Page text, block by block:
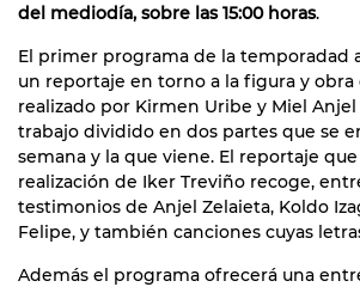
del mediodía, sobre las 15:00 horas.
El primer programa de la temporadad
un reportaje en torno a la figura y obra
realizado por Kirmen Uribe y Miel Anjel
trabajo dividido en dos partes que se
semana y la que viene. El reportaje
realización de Iker Treviño recoge,
testimonios de Anjel Zelaieta, Koldo
Felipe, y también canciones cuyas
Además el programa ofrecerá una